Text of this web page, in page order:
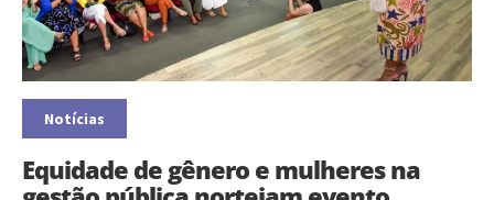
Notícias
Equidade de gênero e mulheres na